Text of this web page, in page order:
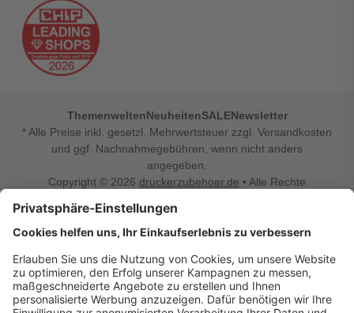
ThemenweltenNeuheitenSALENewsletter
* Alle Preise inkl. gesetzl. Mehrwertsteuer zzgl. Versandkosten
und ggf. Nachnahmegebühren, wenn nicht anders
angegeben.
Copyright © 2026 druckerzubehoer.de • Alle Rechte
Vertrag widerrufen
Druckerzubehoer.de – preiswerte Qualität für Ihr Office
Sie sind auf der Suche nach dem passenden Druckerzubehör
oder Zubehör für das Büro, den Computer oder Ihr
Smartphone? Dann sind Sie bei Druckerzubehoer.de genau
richtig! Unser breites Sortiment bietet unter anderem Tinte